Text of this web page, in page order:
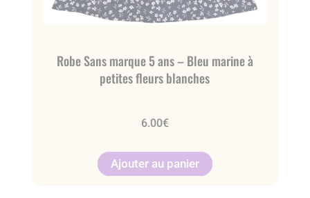
Robe Sans marque 5 ans – Bleu marine à
petites fleurs blanches
6.00€
Ajouter au panier